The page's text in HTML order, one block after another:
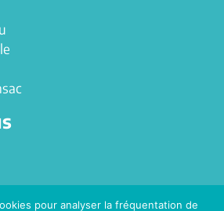
pour analyser la fréquentation de